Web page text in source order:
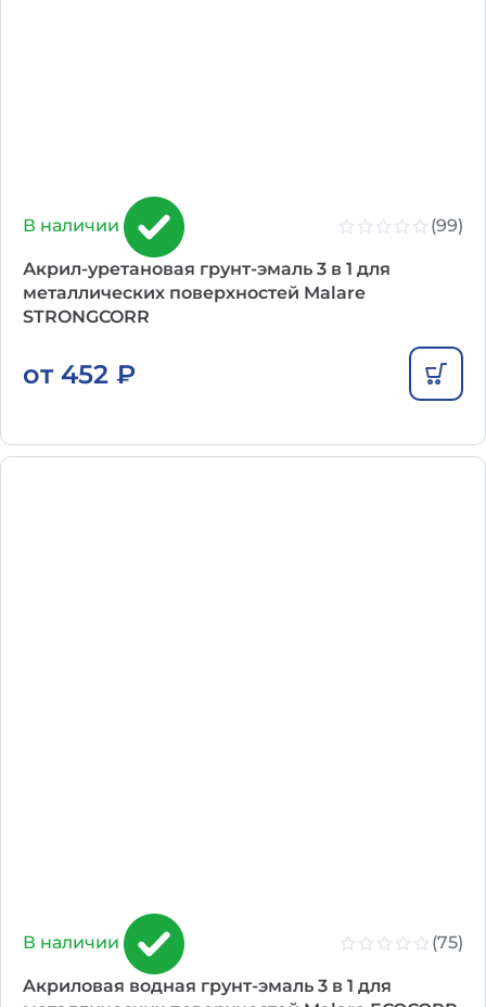
В наличии (99)
Акрил-уретановая грунт-эмаль 3 в 1 для
металлических поверхностей Malare
STRONGCORR
от 452 ₽
В наличии (75)
Aкриловая водная грунт-эмаль 3 в 1 для